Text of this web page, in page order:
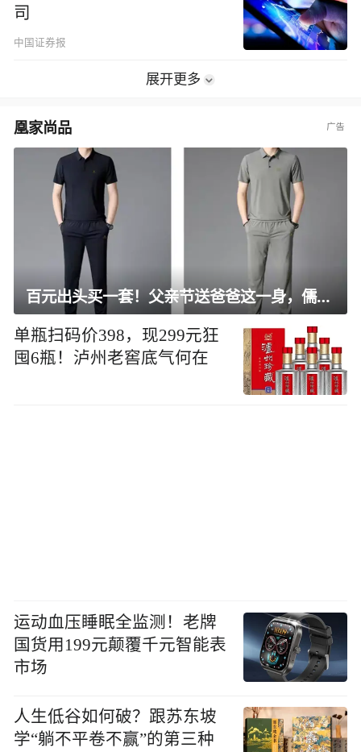
司
中国证券报
展开更多
凰家尚品
百元出头买一套！父亲节送爸爸这一身，儒雅有型还凉爽
单瓶扫码价398，现299元狂
囤6瓶！泸州老窖底气何在
运动血压睡眠全监测！老牌
国货用199元颠覆千元智能表
市场
人生低谷如何破？跟苏东坡
学“躺不平卷不赢”的第三种